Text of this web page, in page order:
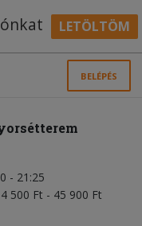
LETÖLTÖM
BELÉPÉS
- 21:25
500 Ft - 45 900 Ft